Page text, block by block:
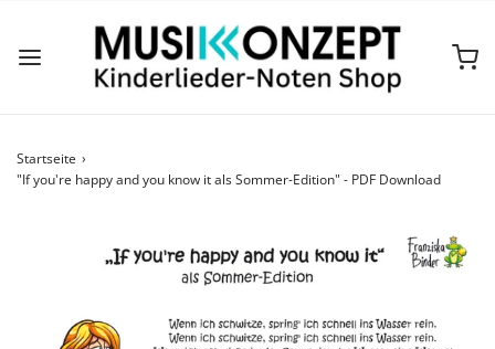
Startseite ›
"If you're happy and you know it als Sommer-Edition" - PDF Download